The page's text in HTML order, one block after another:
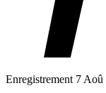
Enregistrement 7 Aoû